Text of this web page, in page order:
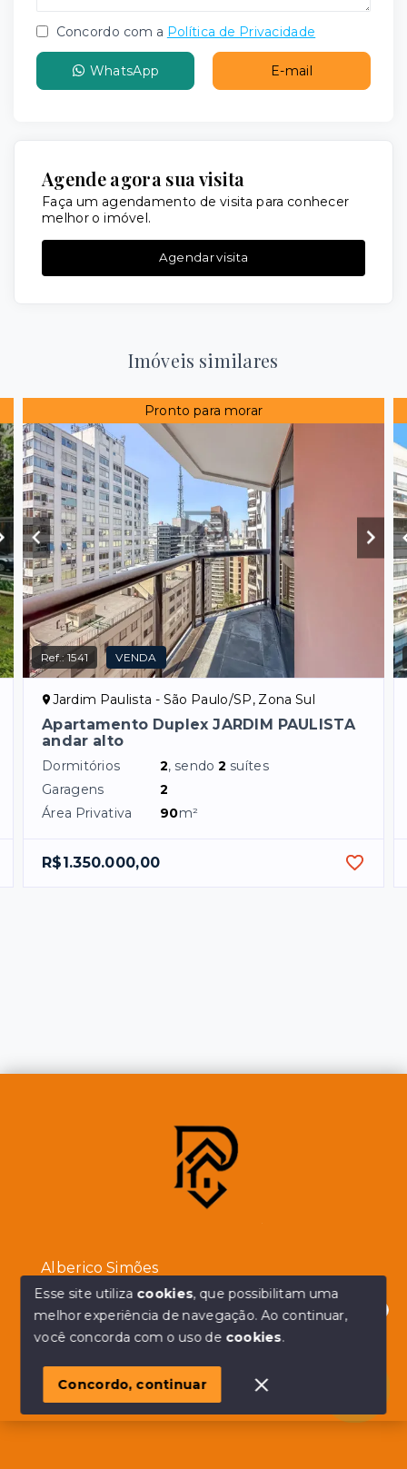
Concordo com a Política de Privacidade
WhatsApp E-mail
Agende agora sua visita
Faça um agendamento de visita para conhecer
melhor o imóvel.
Agendar visita
Imóveis similares
Pronto para morar
Ref.:1541 VENDA
Jardim Paulista - São Paulo/SP, Zona Sul
Apartamento Duplex JARDIM PAULISTA
andar alto
Dormitórios 2, sendo2 suítes
Garagens
2
Área Privativa
90m²
R$1.350.000,00
Olá! em posso ajudar?
Alberico Simões
(11) 94932-2215
Ver e-mail
Consultor imobiliário
CRECI:182315-F
Esse site utiliza cookies, que possibilitam uma
melhor experiência de navegação.Ao continuar,
você concorda com o uso de cookies.
Concordo, continuar